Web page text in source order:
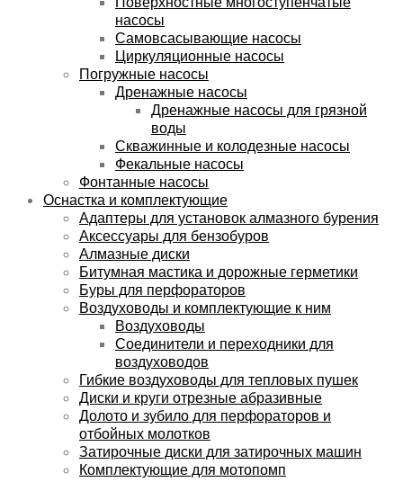
насосы
Самовсасывающие насосы
Циркуляционные насосы
Погружные насосы
Дренажные насосы
Дренажные насосы для грязной
воды
Скважинные и колодезные насосы
Фекальные насосы
Фонтанные насосы
Оснастка и комплектующие
Адаптеры для установок алмазного бурения
Аксессуары для бензобуров
Алмазные диски
Битумная мастика и дорожные герметики
Буры для перфораторов
Воздуховоды и комплектующие к ним
Воздуховоды
Соединители и переходники для
воздуховодов
Гибкие воздуховоды для тепловых пушек
Диски и круги отрезные абразивные
Долото и зубило для перфораторов и
отбойных молотков
Затирочные диски для затирочных машин
Комплектующие для мотопомп